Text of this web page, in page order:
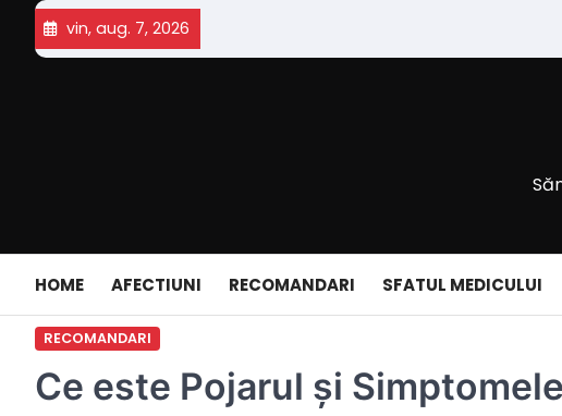
content
vin, aug. 7, 2026
HOME AFECTIUNI RECOMANDARI SFATUL MEDICULUI
RECOMANDARI
Ce este Pojarul și